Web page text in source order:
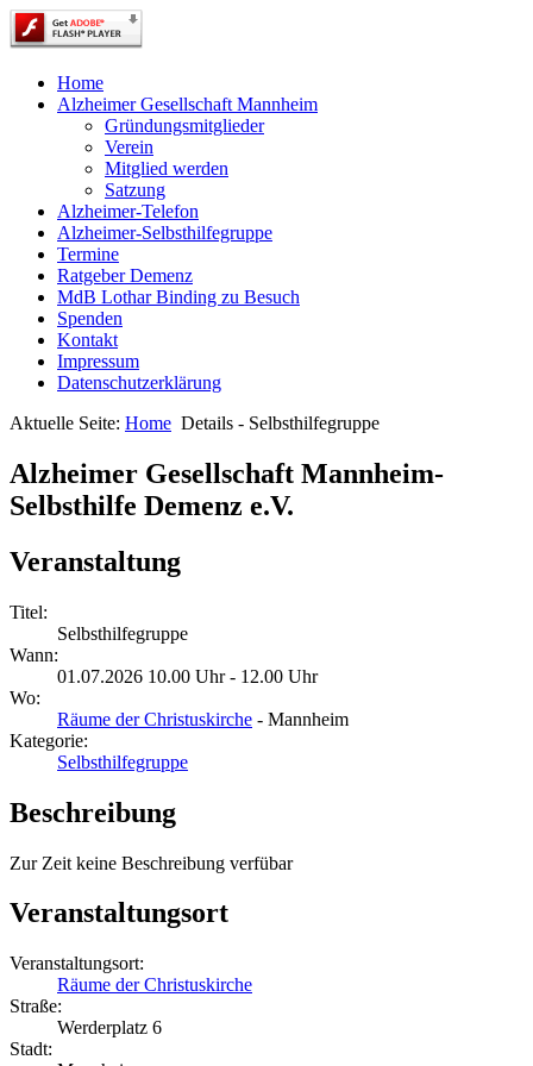
Home
Alzheimer Gesellschaft Mannheim
Gründungsmitglieder
Verein
Mitglied werden
Satzung
Alzheimer-Telefon
Alzheimer-Selbsthilfegruppe
Termine
Ratgeber Demenz
MdB Lothar Binding zu Besuch
Spenden
Kontakt
Impressum
Datenschutzerklärung
Aktuelle Seite: Home Details - Selbsthilfegruppe
Alzheimer Gesellschaft Mannheim-
Selbsthilfe Demenz e.V.
Veranstaltung
Titel:
Selbsthilfegruppe
Wann:
01.07.2026 10.00 Uhr - 12.00 Uhr
Wo:
Räume der Christuskirche - Mannheim
Kategorie:
Selbsthilfegruppe
Beschreibung
Zur Zeit keine Beschreibung verfübar
Veranstaltungsort
Veranstaltungsort:
Räume der Christuskirche
Straße:
Werderplatz 6
Stadt: